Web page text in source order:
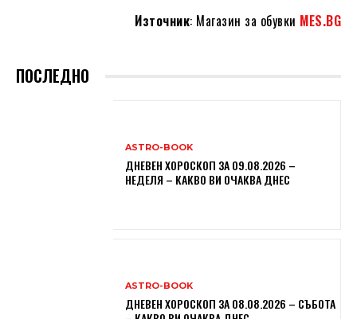
Източник: Магазин за обувки MES.BG
ПОСЛЕДНО
ASTRO-BOOK
ДНЕВЕН ХОРОСКОП ЗА 09.08.2026 –
НЕДЕЛЯ – КАКВО ВИ ОЧАКВА ДНЕС
ASTRO-BOOK
ДНЕВЕН ХОРОСКОП ЗА 08.08.2026 – СЪБОТА